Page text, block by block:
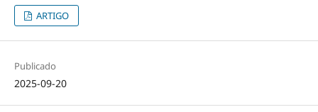
ARTIGO
Publicado
2025-09-20